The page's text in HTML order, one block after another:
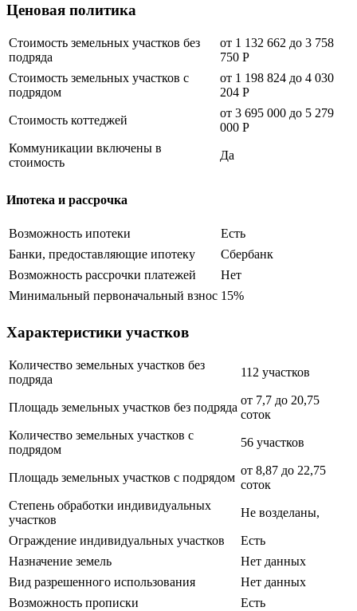
Ценовая политика
Стоимость земельных участков без
подряда
от 1 132 662 до 3 758
750 Р
Стоимость земельных участков с
подрядом
от 1 198 824 до 4 030
204 Р
Стоимость коттеджей
от 3 695 000 до 5 279
000 Р
Коммуникации включены в
стоимость
Да
Ипотека и рассрочка
Возможность ипотеки
Есть
Банки, предоставляющие ипотеку
Сбербанк
Возможность рассрочки платежей
Нет
Минимальный первоначальный взнос 15%
Характеристики участков
Количество земельных участков без
подряда
112 участков
Площадь земельных участков без подряда
от 7,7 до 20,75
соток
Количество земельных участков с
подрядом
56 участков
Площадь земельных участков с подрядом
от 8,87 до 22,75
соток
Степень обработки индивидуальных
участков
Не возделаны,
Ограждение индивидуальных участков
Есть
Назначение земель
Нет данных
Вид разрешенного использования
Нет данных
Возможность прописки
Есть